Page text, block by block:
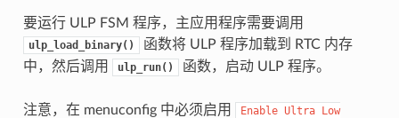
要运行 ULP FSM 程序，主应用程序需要调用
ulp_load_binary()
函数将 ULP 程序加载到 RTC 内存
中，然后调用
ulp_run() 函数，启动 ULP 程序。
注意，在 menuconfig 中必须启用 Enable Ultra Low